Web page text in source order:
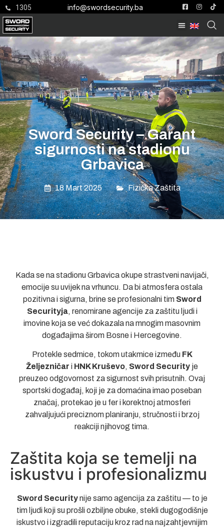
1305 info@swordsecurity.ba
Sword Security – Garant
sigurnosti na stadionu
Grbavica
18 Mart 2025 Fizička Zaštita
Kada se na stadionu Grbavica okupe strastveni navijači,
emocije su uvijek na vrhuncu. Da bi atmosfera ostala
pozitivna i sigurna, brine se profesionalni tim Sword
Securityja, renomirane agencije za zaštitu ljudi i
imovine koja se već dokazala na mnogim masovnim
događajima širom Bosne i Hercegovine.
Protekle sedmice, tokom utakmice između FK
Željezničar i HNK Kruševo, Sword Security je
preuzeo odgovornost za sigurnost svih prisutnih. Ovaj
sportski događaj, koji je za domaćina imao poseban
značaj, protekao je u fer i korektnoj atmosferi
zahvaljujući preciznom planiranju, stručnosti i brzoj
reakciji njihovog tima.
Zaštita koja se temelji na
iskustvu i profesionalizmu
Sword Securitynije samo agencija za zaštitu — to je
tim ljudi koji su prošli ozbiljne obuke, stekli dugogodišnje
iskustvo i izgradili reputaciju kroz rad na najzahtjevnijim